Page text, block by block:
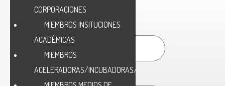
Nombre/Name *
CORPORACIONES
MIEMBROS INSITUCIONES
ACADÉMICAS
MIEMBROS
ACELERADORAS/INCUBADORAS/HUB